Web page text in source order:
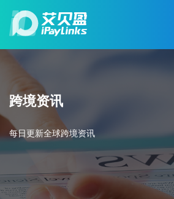
跨境资讯
每日更新全球跨境资讯